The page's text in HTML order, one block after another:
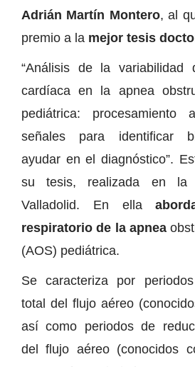
Adrián Martín Montero, al
premio a la mejor tesis
“Análisis de la variabilidad
cardíaca en la apnea
pediátrica: procesamiento
señales para identificar
ayudar en el diagnóstico”.
su tesis, realizada en la
Valladolid. En ella
respiratorio de la apnea
(AOS) pediátrica.
Se caracteriza por
total del flujo aéreo
así como periodos de
del flujo aéreo (conocidos